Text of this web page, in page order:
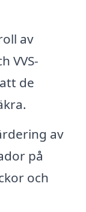
av
VVS-
de
av
på
och